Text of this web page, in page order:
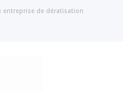
entreprise de dératisation